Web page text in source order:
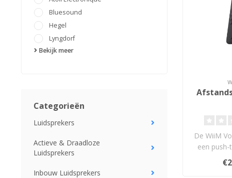
Bluesound
Hegel
Lyngdorf
Bekijk meer
Categorieën
Luidsprekers
Actieve & Draadloze
Luidsprekers
Inbouw Luidsprekers
De WiiM
een